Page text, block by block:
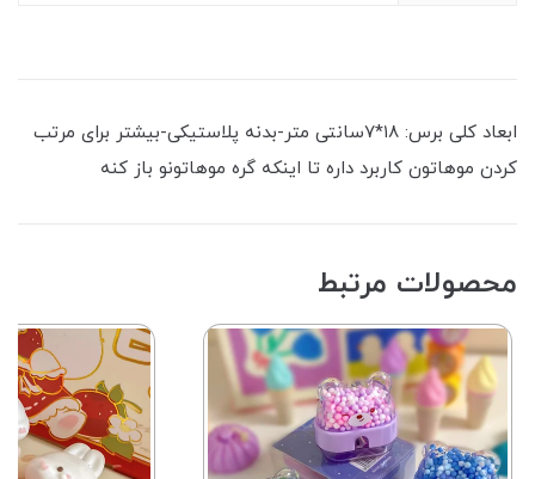
ابعاد کلی برس: ۱۸*۷سانتی متر-بدنه پلاستیکی-بیشتر برای مرتب
کردن موهاتون کاربرد داره تا اینکه گره موهاتونو باز کنه
محصولات مرتبط